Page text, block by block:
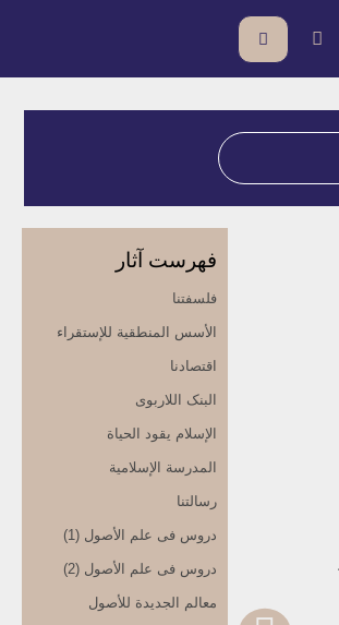
فهرست آثار
فلسفتنا
الأسس المنطقیة للإستقراء
اقتصادنا
البنک اللاربوی
الإسلام یقود الحیاة
المدرسة الإسلامیة
رسالتنا
دروس فی علم الأصول (1)
دروس فی علم الأصول (2)
معالم الجدیدة للأصول